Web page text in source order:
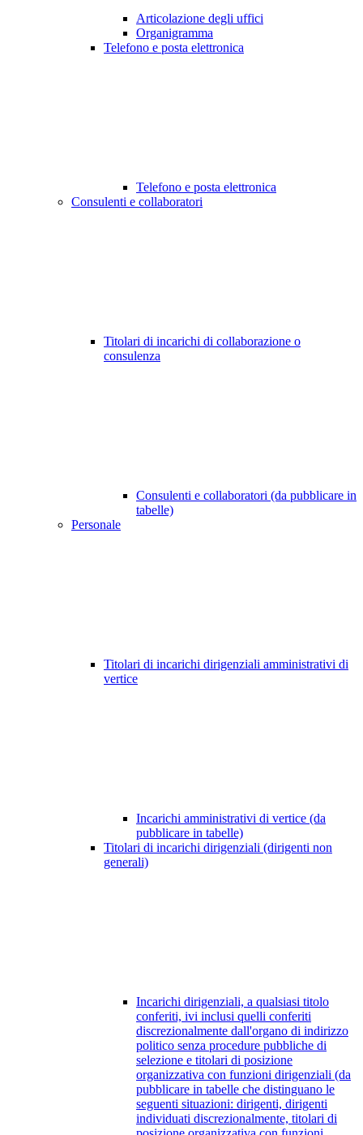
Articolazione degli uffici
Organigramma
Telefono e posta elettronica
Telefono e posta elettronica
Consulenti e collaboratori
Titolari di incarichi di collaborazione o
consulenza
Consulenti e collaboratori (da pubblicare in
tabelle)
Personale
Titolari di incarichi dirigenziali amministrativi di
vertice
Incarichi amministrativi di vertice (da
pubblicare in tabelle)
Titolari di incarichi dirigenziali (dirigenti non
generali)
Incarichi dirigenziali, a qualsiasi titolo
conferiti, ivi inclusi quelli conferiti
discrezionalmente dall'organo di indirizzo
politico senza procedure pubbliche di
selezione e titolari di posizione
organizzativa con funzioni dirigenziali (da
pubblicare in tabelle che distinguano le
seguenti situazioni: dirigenti, dirigenti
individuati discrezionalmente, titolari di